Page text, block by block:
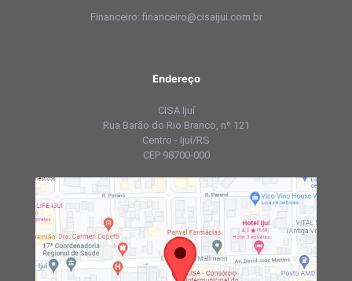
Financeiro: financeiro@cisaijui.com.br
Endereço
CISA Ijuí
Rua Barão do Rio Branco, nº 121
Centro - Ijuí/RS
CEP 98700-000